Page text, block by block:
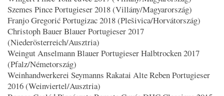
Szemes Pince Portugieser 2018 (Villány/Magyarország)
Franjo Gregorić Portugizac 2018 (Plešivica/Horvátország)
Christoph Bauer Blauer Portugieser 2017
(Niederösterreich/Ausztria)
Weingut Anselmann Blauer Portugieser Halbtrocken 2017
(Pfalz/Németország)
Weinhandwerkerei Seymanns Rakatai Alte Reben Portugieser
2016 (Weinviertel/Ausztria)